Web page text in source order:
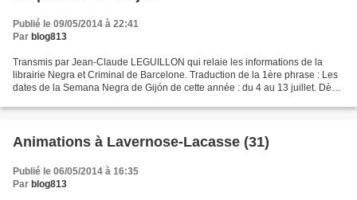
Publié le 09/05/2014 à 22:41
Par blog813
Transmis par Jean-Claude LEGUILLON qui relaie les informations de la
librairie Negra et Criminal de Barcelone. Traduction de la 1ère phrase : Les
dates de la Semana Negra de Gijón de cette année : du 4 au 13 juillet. Dès
Animations à Lavernose-Lacasse (31)
Publié le 06/05/2014 à 16:35
Par blog813